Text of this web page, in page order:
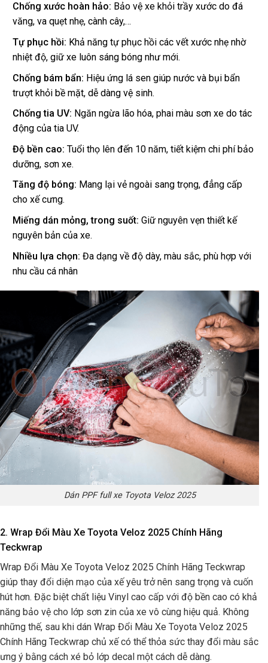
Chống xước hoàn hảo: Bảo vệ xe khỏi trầy xước do đá
văng, va quẹt nhẹ, cành cây,…
Tự phục hồi: Khả năng tự phục hồi các vết xước nhẹ nhờ
nhiệt độ, giữ xe luôn sáng bóng như mới.
Chống bám bẩn: Hiệu ứng lá sen giúp nước và bụi bẩn
trượt khỏi bề mặt, dễ dàng vệ sinh.
Chống tia UV: Ngăn ngừa lão hóa, phai màu sơn xe do tác
động của tia UV.
Độ bền cao: Tuổi thọ lên đến 10 năm, tiết kiệm chi phí bảo
dưỡng, sơn xe.
Tăng độ bóng: Mang lại vẻ ngoài sang trọng, đẳng cấp
cho xế cưng.
Miếng dán mỏng, trong suốt: Giữ nguyên vẹn thiết kế
nguyên bản của xe.
Nhiều lựa chọn: Đa dạng về độ dày, màu sắc, phù hợp với
nhu cầu cá nhân
Dán PPF full xe Toyota Veloz 2025
2. Wrap Đổi Màu Xe Toyota Veloz 2025 Chính Hãng
Teckwrap
Wrap Đổi Màu Xe Toyota Veloz 2025 Chính Hãng Teckwrap
giúp thay đổi diện mạo của xế yêu trở nên sang trọng và cuốn
hút hơn. Đặc biệt chất liệu Vinyl cao cấp với độ bền cao có khả
năng bảo vệ cho lớp sơn zin của xe vô cùng hiệu quả. Không
những thế, sau khi dán Wrap Đổi Màu Xe Toyota Veloz 2025
Chính Hãng Teckwrap chủ xế có thể thỏa sức thay đổi màu sắc
ưng ý bằng cách xé bỏ lớp decal một cách dễ dàng.